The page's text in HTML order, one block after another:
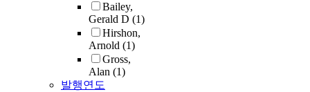
Bailey,
Gerald D (1)
Hirshon,
Arnold (1)
Gross,
Alan (1)
발행연도